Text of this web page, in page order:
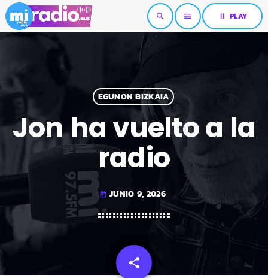
search menu pause PLAY
EGUNON BIZKAIA
Jon ha vuelto a la
radio
today JUNIO 9, 2026
share
email